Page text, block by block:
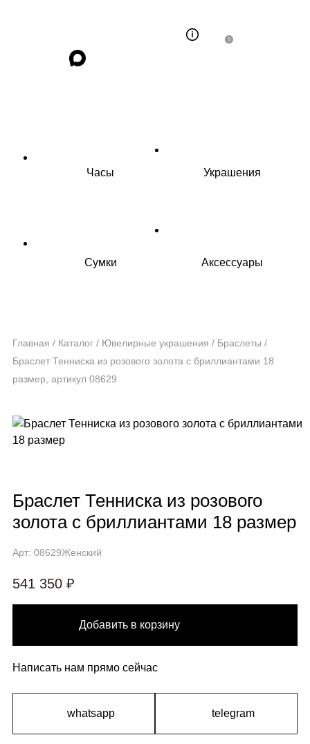
0
Часы Украшения
Сумки Аксессуары
Главная / Каталог / Ювелирные украшения / Браслеты /
Браслет Тенниска из розового золота с бриллиантами 18
размер, артикул 08629
Браслет Тенниска из розового
золота с бриллиантами 18 размер
Арт: 08629Женский
541 350 ₽
Добавить в корзину
Написать нам прямо сейчас
whatsapp telegram